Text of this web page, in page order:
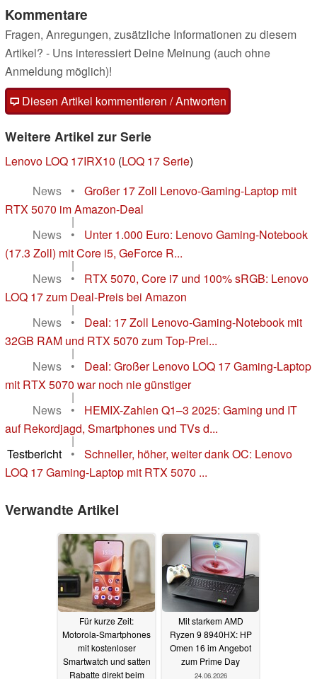
Kommentare
Fragen, Anregungen, zusätzliche Informationen zu diesem
Artikel? - Uns interessiert Deine Meinung (auch ohne
Anmeldung möglich)!
Diesen Artikel kommentieren / Antworten
Weitere Artikel zur Serie
Lenovo LOQ 17IRX10 (LOQ 17 Serie)
News
•
Großer 17 Zoll Lenovo-Gaming-Laptop mit
RTX 5070 im Amazon-Deal
|
News
•
Unter 1.000 Euro: Lenovo Gaming-Notebook
(17.3 Zoll) mit Core i5, GeForce R...
|
News
•
RTX 5070, Core i7 und 100% sRGB: Lenovo
LOQ 17 zum Deal-Preis bei Amazon
|
News
•
Deal: 17 Zoll Lenovo-Gaming-Notebook mit
32GB RAM und RTX 5070 zum Top-Prei...
|
News
•
Deal: Großer Lenovo LOQ 17 Gaming-Laptop
mit RTX 5070 war noch nie günstiger
|
News
•
HEMIX-Zahlen Q1–3 2025: Gaming und IT
auf Rekordjagd, Smartphones und TVs d...
|
Testbericht
•
Schneller, höher, weiter dank OC: Lenovo
LOQ 17 Gaming-Laptop mit RTX 5070 ...
Verwandte Artikel
Für kurze Zeit:
Motorola-Smartphones
mit kostenloser
Smartwatch und satten
Rabatte direkt beim
Mit starkem AMD
Ryzen 9 8940HX: HP
Omen 16 im Angebot
zum Prime Day
24.06.2026